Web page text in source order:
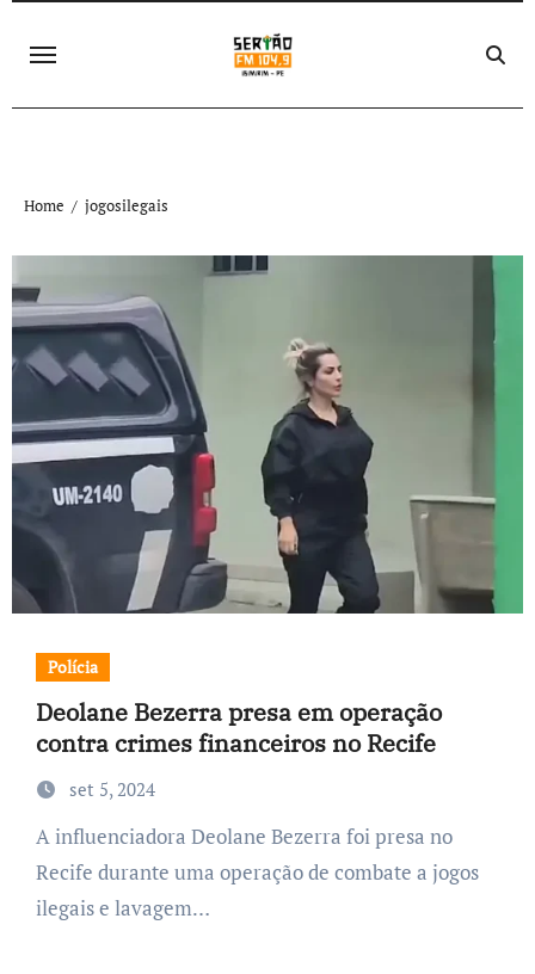
Home jogosilegais
Polícia
Deolane Bezerra presa em operação
contra crimes financeiros no Recife
set 5, 2024
A influenciadora Deolane Bezerra foi presa no
Recife durante uma operação de combate a jogos
ilegais e lavagem…